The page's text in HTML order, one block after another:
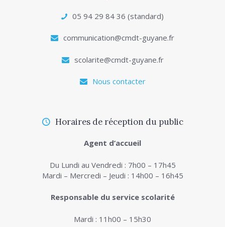
05 94 29 84 36 (standard)
communication@cmdt-guyane.fr
scolarite@cmdt-guyane.fr
Nous contacter
Horaires de réception du public
Agent d’accueil
Du Lundi au Vendredi : 7h00 – 17h45
Mardi – Mercredi – Jeudi : 14h00 – 16h45
Responsable du service scolarité
Mardi : 11h00 – 15h30